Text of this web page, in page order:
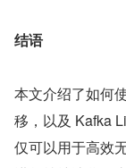
结语
本文介绍了如何
移，以及 Kafka
仅可以用于高效